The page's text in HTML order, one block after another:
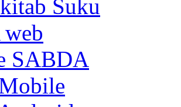
Suku
SABDA